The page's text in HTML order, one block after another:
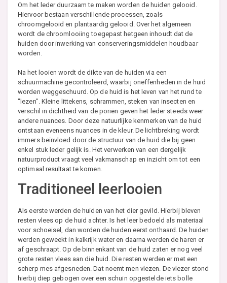
Om het leder duurzaam te maken worden de huiden gelooid.
Hiervoor bestaan verschillende processen, zoals
chroomgelooid en plantaardig gelooid. Over het algemeen
wordt de chroomlooiing toegepast hetgeen inhoudt dat de
huiden door inwerking van conserveringsmiddelen houdbaar
worden.
Na het looien wordt de dikte van de huiden via een
schuurmachine gecontroleerd, waarbij oneffenheden in de huid
worden weggeschuurd. Op de huid is het leven van het rund te
"lezen". Kleine littekens, schrammen, steken van insecten en
verschil in dichtheid van de poriën geven het leder steeds weer
andere nuances. Door deze natuurlijke kenmerken van de huid
ontstaan eveneens nuances in de kleur. De lichtbreking wordt
immers beïnvloed door de structuur van de huid die bij geen
enkel stuk leder gelijk is. Het verwerken van een dergelijk
natuurproduct vraagt veel vakmanschap en inzicht om tot een
optimaal resultaat te komen.
Traditioneel leerlooien
Als eerste werden de huiden van het dier gevild. Hierbij bleven
resten vlees op de huid achter. Is het leer bedoeld als materiaal
voor schoeisel, dan worden de huiden eerst onthaard. De huiden
werden geweekt in kalkrijk water en daarna werden de haren er
af geschraapt. Op de binnenkant van de huid zaten er nog veel
grote resten vlees aan die huid. Die resten werden er met een
scherp mes afgesneden. Dat noemt men vlezen. De vlezer stond
hierbij diep gebogen over een schuin opgestelde iets bolle